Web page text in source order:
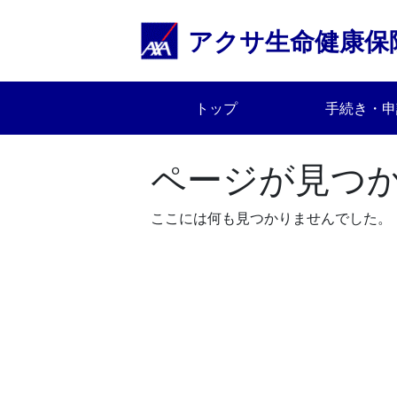
アクサ生命健康
トップ 手続き・
ページが見つ
ここには何も見つかりませんでした。